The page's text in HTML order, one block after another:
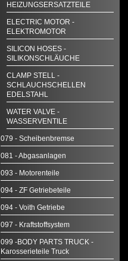
HEIZUNGSERSATZTEILE
ELECTRIC MOTOR -
ELEKTROMOTOR
SILICON HOSES -
SILIKONSCHLÄUCHE
CLAMP STELL -
SCHLAUCHSCHELLEN
EDELSTAHL
WATER VALVE -
WASSERVENTILE
079 - Scheibenbremse
081 - Abgasanlagen
093 - Motorenteile
094 - ZF Getriebeteile
094 - Voith Getriebe
097 - Kraftstoffsystem
099 -BODY PARTS TRUCK -
Karosserieteile Truck